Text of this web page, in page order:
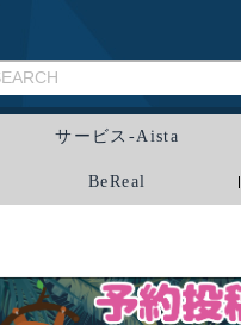
サービス-Aista
BeReal